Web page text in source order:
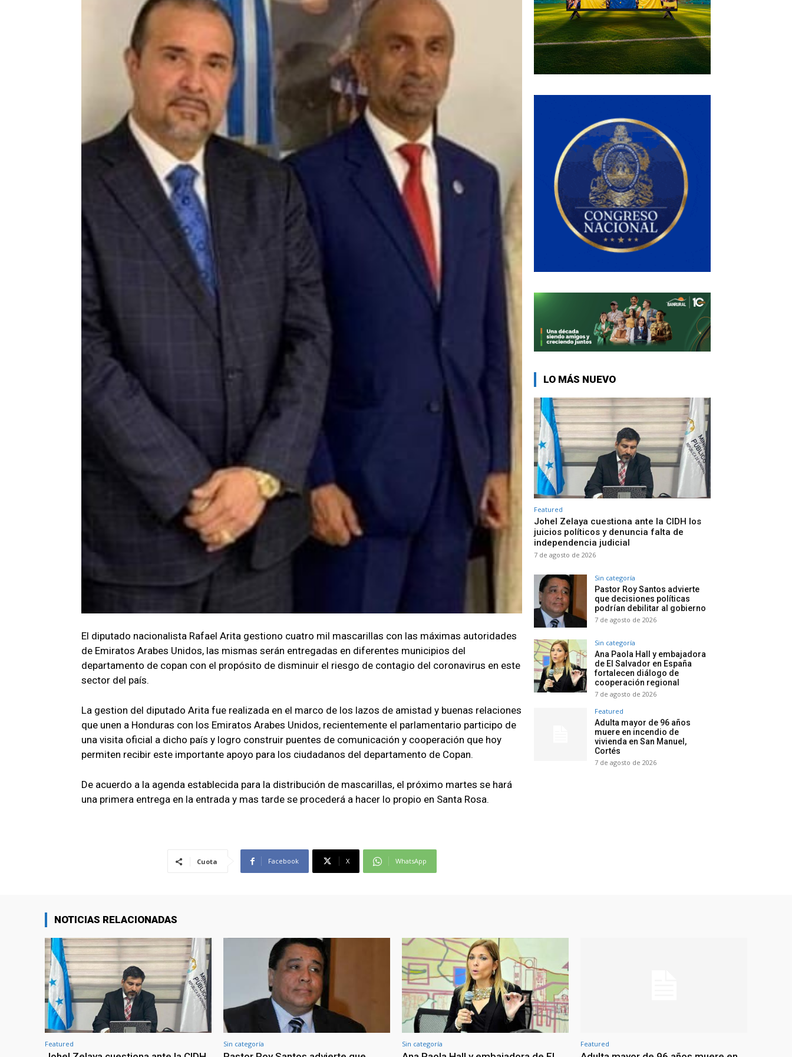
El diputado nacionalista Rafael Arita gestiono cuatro mil mascarillas con las máximas autoridades
de Emiratos Arabes Unidos, las mismas serán entregadas en diferentes municipios del
departamento de copan con el propósito de disminuir el riesgo de contagio del coronavirus en este
sector del país.
La gestion del diputado Arita fue realizada en el marco de los lazos de amistad y buenas relaciones
que unen a Honduras con los Emiratos Arabes Unidos, recientemente el parlamentario participo de
una visita oficial a dicho país y logro construir puentes de comunicación y cooperación que hoy
permiten recibir este importante apoyo para los ciudadanos del departamento de Copan.
De acuerdo a la agenda establecida para la distribución de mascarillas, el próximo martes se hará
una primera entrega en la entrada y mas tarde se procederá a hacer lo propio en Santa Rosa.
Cuota Facebook X WhatsApp
LO MÁS NUEVO
Featured
Johel Zelaya cuestiona ante la CIDH los
juicios políticos y denuncia falta de
independencia judicial
7 de agosto de 2026
Sin categoría
Pastor Roy Santos advierte
que decisiones políticas
podrían debilitar al gobierno
7 de agosto de 2026
Sin categoría
Ana Paola Hall y embajadora
de El Salvador en España
fortalecen diálogo de
cooperación regional
7 de agosto de 2026
Featured
Adulta mayor de 96 años
muere en incendio de
vivienda en San Manuel,
Cortés
7 de agosto de 2026
NOTICIAS RELACIONADAS
Featured Sin categoría Sin categoría Featured